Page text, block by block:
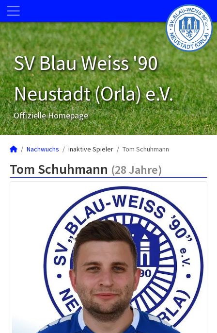
SV Blau Weiss '90
Neustadt (Orla) e.V.
Offizielle Homepage
Nachwuchs inaktive Spieler Tom Schuhmann
Tom Schuhmann (28 Jahre)